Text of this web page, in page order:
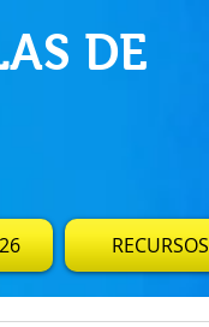
DE
RECURSOS